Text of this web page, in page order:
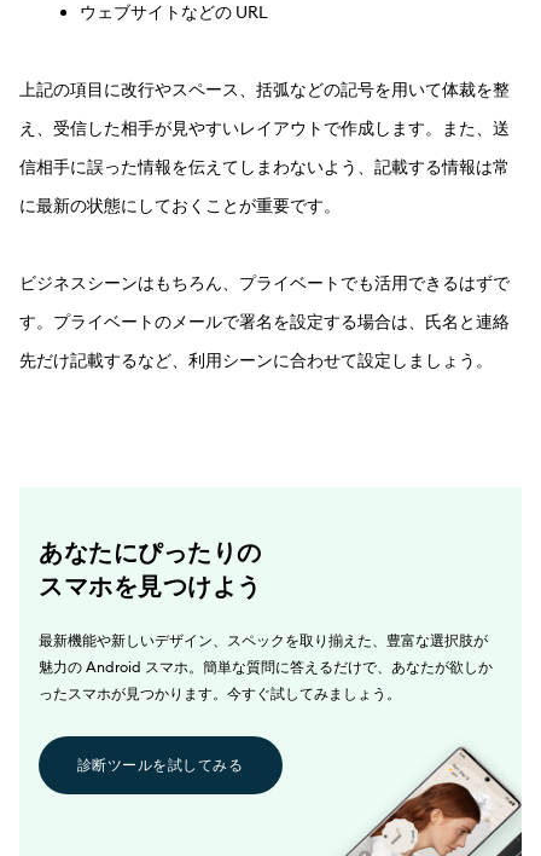
ウェブサイトなどの URL
上記の項目に改行やスペース、括弧などの記号を用いて体裁を整
え、受信した相手が見やすいレイアウトで作成します。また、送
信相手に誤った情報を伝えてしまわないよう、記載する情報は常
に最新の状態にしておくことが重要です。
ビジネスシーンはもちろん、プライベートでも活用できるはずで
す。プライベートのメールで署名を設定する場合は、氏名と連絡
先だけ記載するなど、利用シーンに合わせて設定しましょう。
あなたにぴったりの
スマホを見つけよう
最新機能や新しいデザイン、スペックを取り揃えた、豊富な選択肢が
魅力の Android スマホ。簡単な質問に答えるだけで、あなたが欲しか
ったスマホが見つかります。今すぐ試してみましょう。
診断ツールを試してみる